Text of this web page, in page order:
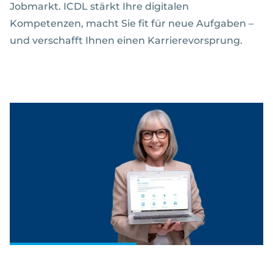
Jobmarkt. ICDL stärkt Ihre digitalen
Kompetenzen, macht Sie fit für neue Aufgaben –
und verschafft Ihnen einen Karrierevorsprung.